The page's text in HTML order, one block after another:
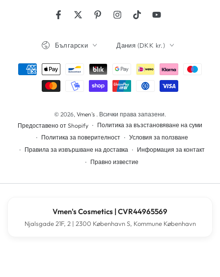
ФейсбукТуитърПинтерестИнстаграмТикТокYouTube
© 2026, Vmen's . Всички права запазени.
Предоставено от Shopify
Политика за възстановяване на суми
Политика за поверителност
Условия за ползване
Правила за извършване на доставка
Информация за контакт
Правно известие
Български
регион
Дания (DKK kr.)
Начини
Vmen's Cosmetics | CVR44965569
Njalsgade 21F, 2 | 2300 København S, Kommune København